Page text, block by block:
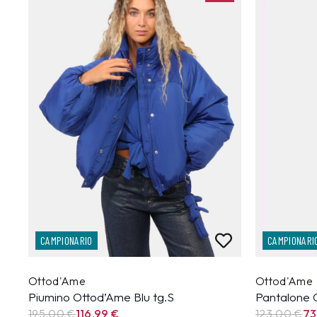
CAMPIONARIO
Ottod'Ame
Piumino Ottod’Ame Blu tg.S
195,00 €116,99€
Ottod'Ame
Pantalone
123,00 €